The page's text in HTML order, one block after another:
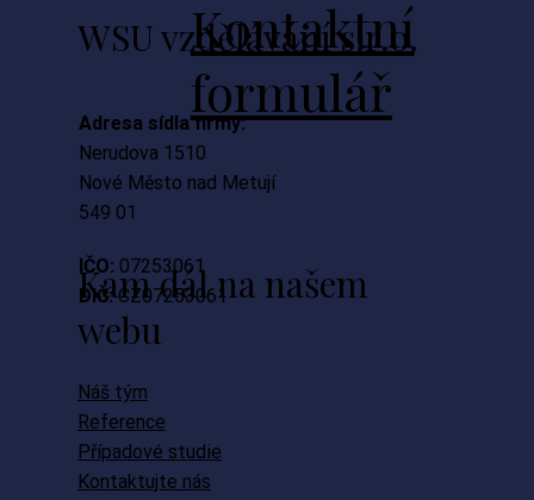
Kontaktní
formulář
WSU vzdělávání s.r.o.
Adresa sídla firmy:
Nerudova 1510
Nové Město nad Metují
549 01
IČO: 07253061
DIČ:CZ07253061
Kam dál na našem
webu
Náš tým
Reference
Případové studie
Kontaktujte nás